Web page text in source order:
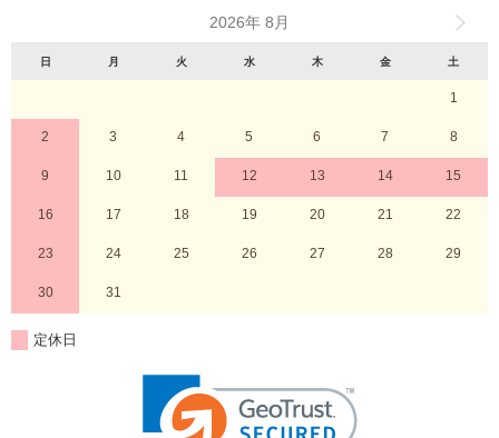
2026年 8月
日 月 火 水 木 金 土
1
2 3 4 5 6 7 8
9 10 11 12 13 14 15
16 17 18 19 20 21 22
23 24 25 26 27 28 29
30 31
定休日